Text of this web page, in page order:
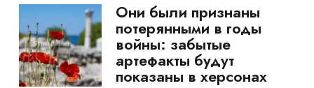
Они были признаны
потерянными в годы
войны: забытые
артефакты будут
показаны в херсонах